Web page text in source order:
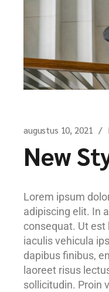
augustus 10, 2021
New
Lorem ipsum
adipiscing elit. In
consequat. Ut est
iaculis vehicula
dapibus finibus,
laoreet risus
sollicitudin. Proin